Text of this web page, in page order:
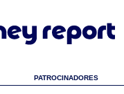
PATROCINADORES